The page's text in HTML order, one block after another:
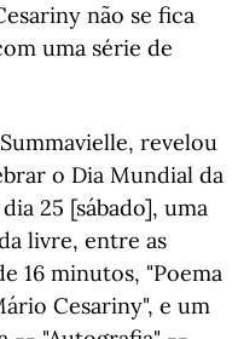
não se fica
uma série de
revelou
o Dia Mundial da
25 [sábado], uma
livre, entre as
16 minutos, "Poema
Cesariny", e um